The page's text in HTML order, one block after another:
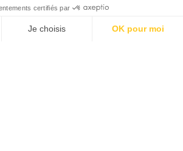
certifiés par
Je choisis OK pour moi